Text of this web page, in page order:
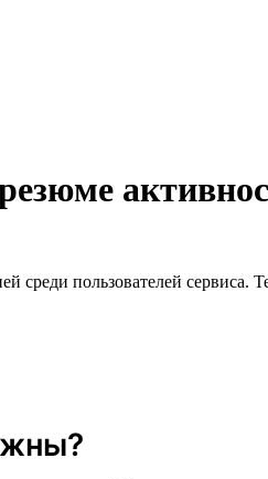
пользователей сервиса.